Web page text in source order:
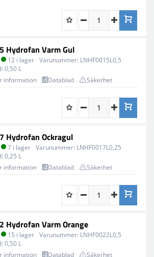
Hydrofan Varm Gul
12 i lager Varunummer: LNHF0015L0,5
0,50 L
information
Datablad Säkerhet
Hydrofan Ockragul
7 i lager Varunummer: LNHF0017L0,25
0,25 L
information
Datablad Säkerhet
Hydrofan Varm Orange
15 i lager Varunummer: LNHF0022L0,5
0,50 L
information
Datablad Säkerhet